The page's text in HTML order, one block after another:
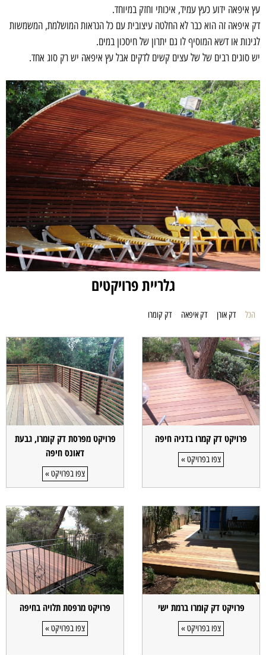
עץ איפאה ידוע כעץ עמיד, איכותי וחזק במיוחד.
דק איפאה זה הוא כבר לא החלטה עיצובית עם כל הנראות המושלמת, המשמשות
לגינות או דשא המוסיף לו גם יתרון של חיסכון במים.
יש סוגים רבים של של עצים קשים לדקים אבל עץ איפאה יש רק סוג אחד.
גלריית פרויקטים
דק אורן דק איפאה דק קומרו הכל
פרויקט דק קמרו בדניה חיפה
צפו בפרויקט »
פרויקט מפרסת דק קומרו, גבעת
דאונס חיפה
צפו בפרויקט »
פרויקט דק קומרו ברמת ישי
צפו בפרויקט »
פרויקט מרפסת תלויה בחיפה
צפו בפרויקט »